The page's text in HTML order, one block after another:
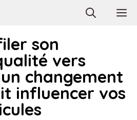
son
vers
changement
influencer vos